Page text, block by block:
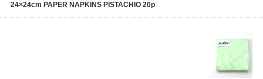
24×24cm PAPER NAPKINS PISTACHIO 20p